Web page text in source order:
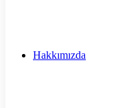
Hakkımızda